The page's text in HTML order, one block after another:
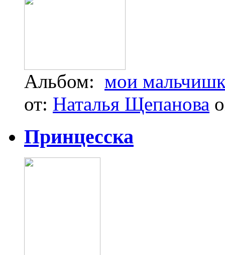
Альбом: мои
от: Наталья Щепанова
Принцесска